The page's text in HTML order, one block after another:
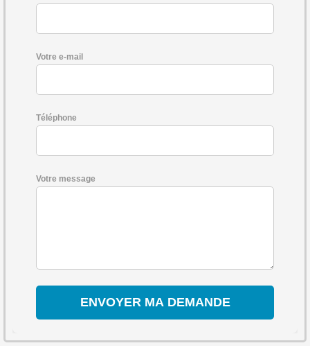
Votre e-mail
Téléphone
Votre message